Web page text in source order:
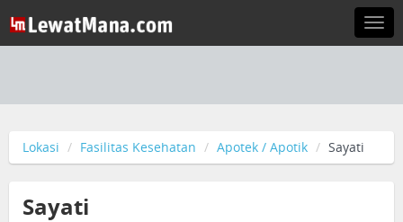
Lokasi Fasilitas Kesehatan Apotek / Apotik Sayati
Sayati